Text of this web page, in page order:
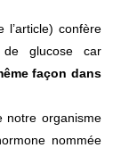
confère
de glucose car
façon dans
notre organisme
nommée